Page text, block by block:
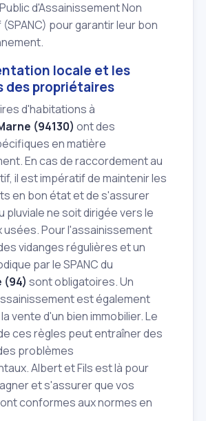
d'Assainissement Non
pour garantir leur bon
locale et les
des propriétaires
d'habitations à
(94130) ont des
en matière
En cas de raccordement au
il est impératif de maintenir les
en bon état et de s'assurer
pluviale ne soit dirigée vers le
usées. Pour l'assainissement
vidanges régulières et un
par le SPANC du
(94) sont obligatoires. Un
est également
vente d'un bien immobilier. Le
ces règles peut entraîner des
problèmes
Albert et Fils est là pour
et s'assurer que vos
conformes aux normes en